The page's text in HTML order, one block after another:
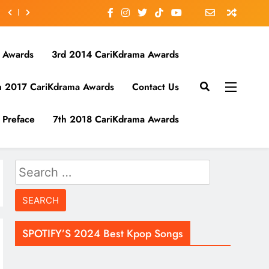
3rd 2014 CariKdrama Awards
2017 CariKdrama Awards Contact Us
Preface 7th 2018 CariKdrama Awards
Search
for:
SPOTIFY’S 2024 Best Kpop Songs